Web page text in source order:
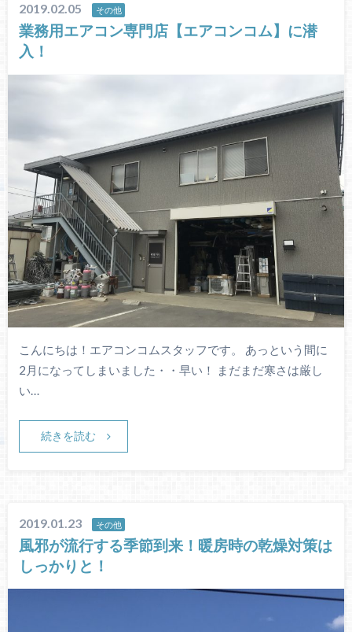
2019.02.05 その他
業務用エアコン専門店【エアコンコム】に潜
入！
こんにちは！エアコンコムスタッフです。 あっという間に
2月になってしまいました・・早い！ まだまだ寒さは厳し
い…
続きを読む
2019.01.23 その他
風邪が流行する季節到来！暖房時の乾燥対策は
しっかりと！